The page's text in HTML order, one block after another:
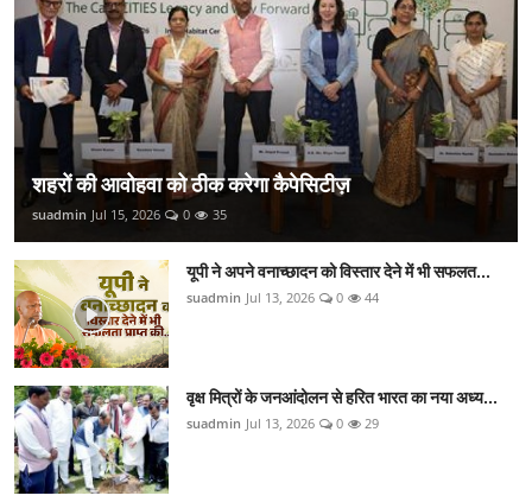
शहरों की आवोहवा को ठीक करेगा कैपेसिटीज़
suadmin Jul 15, 2026 0 35
यूपी ने अपने वनाच्छादन को विस्तार देने में भी सफलत...
suadmin Jul 13, 2026 0 44
वृक्ष मित्रों के जनआंदोलन से हरित भारत का नया अध्य...
suadmin Jul 13, 2026 0 29